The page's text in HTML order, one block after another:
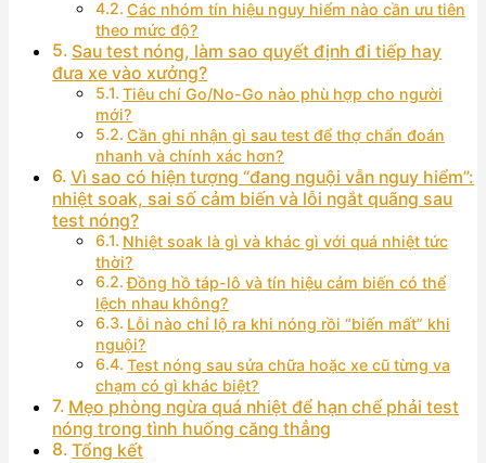
Các nhóm tín hiệu nguy hiểm nào cần ưu tiên
theo mức độ?
Sau test nóng, làm sao quyết định đi tiếp hay
đưa xe vào xưởng?
Tiêu chí Go/No-Go nào phù hợp cho người
mới?
Cần ghi nhận gì sau test để thợ chẩn đoán
nhanh và chính xác hơn?
Vì sao có hiện tượng “đang nguội vẫn nguy hiểm”:
nhiệt soak, sai số cảm biến và lỗi ngắt quãng sau
test nóng?
Nhiệt soak là gì và khác gì với quá nhiệt tức
thời?
Đồng hồ táp-lô và tín hiệu cảm biến có thể
lệch nhau không?
Lỗi nào chỉ lộ ra khi nóng rồi “biến mất” khi
nguội?
Test nóng sau sửa chữa hoặc xe cũ từng va
chạm có gì khác biệt?
Mẹo phòng ngừa quá nhiệt để hạn chế phải test
nóng trong tình huống căng thẳng
Tổng kết